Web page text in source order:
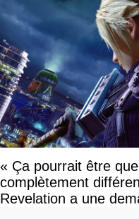
« Ça pourrait être
complètement
Revelation a une